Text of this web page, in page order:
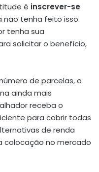
é inscrever-se
não tenha feito isso.
tenha sua
solicitar o benefício,
de parcelas, o
ainda mais
receba o
para cobrir todas
de renda
colocação no mercado